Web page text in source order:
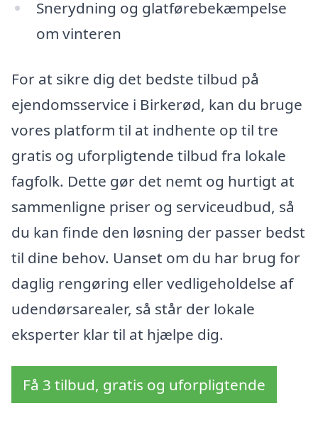
Snerydning og glatførebekæmpelse
om vinteren
For at sikre dig det bedste tilbud på
ejendomsservice i Birkerød, kan du bruge
vores platform til at indhente op til tre
gratis og uforpligtende tilbud fra lokale
fagfolk. Dette gør det nemt og hurtigt at
sammenligne priser og serviceudbud, så
du kan finde den løsning der passer bedst
til dine behov. Uanset om du har brug for
daglig rengøring eller vedligeholdelse af
udendørsarealer, så står der lokale
eksperter klar til at hjælpe dig.
Få 3 tilbud, gratis og uforpligtende